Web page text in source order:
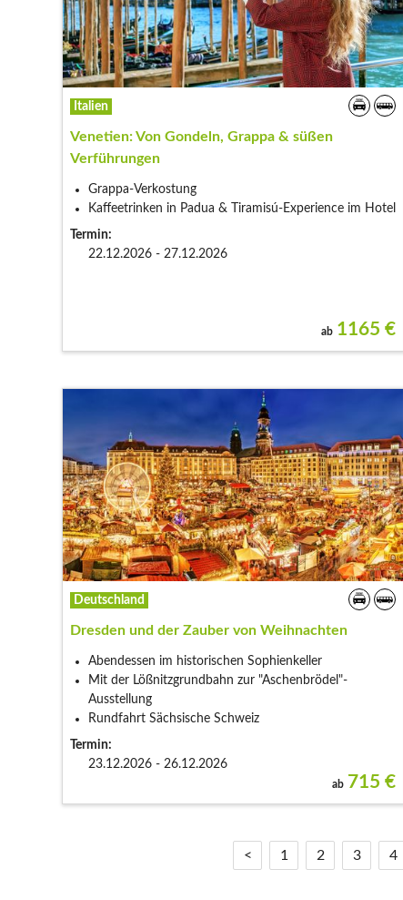
Italien
Venetien: Von Gondeln, Grappa & süßen
Verführungen
Grappa-Verkostung
Kaffeetrinken in Padua & Tiramisú-Experience im Hotel
Termin:
22.12.2026 - 27.12.2026
ab 1165 €
Deutschland
Dresden und der Zauber von Weihnachten
Abendessen im historischen Sophienkeller
Mit der Lößnitzgrundbahn zur "Aschenbrödel"-
Ausstellung
Rundfahrt Sächsische Schweiz
Termin:
23.12.2026 - 26.12.2026
ab 715 €
< 1 2 3 4